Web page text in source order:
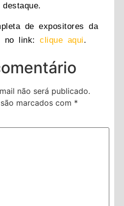
de expositores da
no link: clique aqui.
não será publicado.
marcados com *